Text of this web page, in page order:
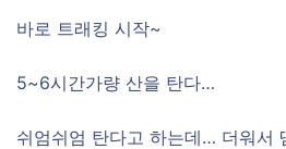
바로 트래킹 시작~
5~6시간가량 산을 탄다…
쉬엄쉬엄 탄다고 하는데… 더워서